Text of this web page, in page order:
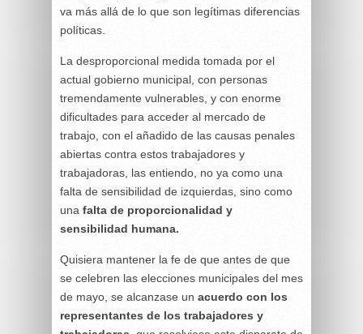
va más allá de lo que son legítimas diferencias
políticas.
La desproporcional medida tomada por el
actual gobierno municipal, con personas
tremendamente vulnerables, y con enorme
dificultades para acceder al mercado de
trabajo, con el añadido de las causas penales
abiertas contra estos trabajadores y
trabajadoras, las entiendo, no ya como una
falta de sensibilidad de izquierdas, sino como
una falta de proporcionalidad y
sensibilidad humana.
Quisiera mantener la fe de que antes de que
se celebren las elecciones municipales del mes
de mayo, se alcanzase un acuerdo con los
representantes de los trabajadores y